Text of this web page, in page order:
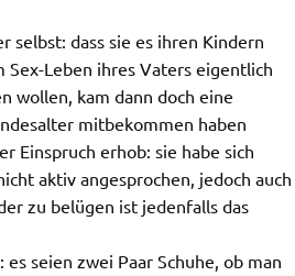
selbst: dass sie es ihren Kindern
Leben ihres Vaters eigentlich
wollen, kam dann doch eine
mitbekommen haben
Einspruch erhob: sie habe sich
aktiv angesprochen, jedoch auch
zu belügen ist jedenfalls das
seien zwei Paar Schuhe, ob man